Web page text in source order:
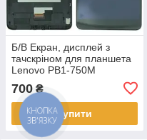
Б/В Екран, дисплей з
тачскріном для планшета
Lenovo PB1-750M
700 ₴
Купити